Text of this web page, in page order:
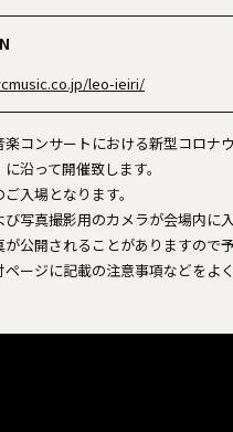
leo-ieiri/
コンサートにおける新型コロナ
沿って開催致します。
入場となります。
び写真撮影用のカメラが会場内に
公開されることがありますので
ページに記載の注意事項などをよ